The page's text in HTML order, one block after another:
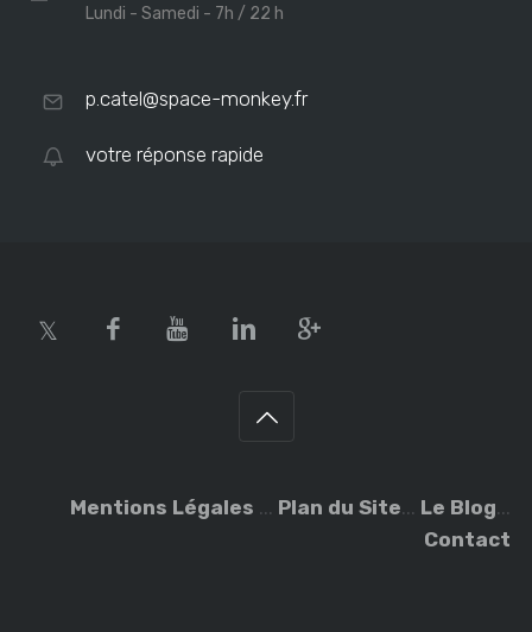
Lundi - Samedi - 7h / 22 h
p.catel@space-monkey.fr
votre réponse rapide
Mentions Légales ... Plan du Site... Le Blog...
Contact